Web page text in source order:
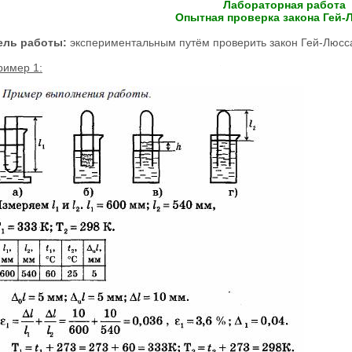
Лабораторная работа
Опытная проверка закона Гей-
работы: экспериментальным путём проверить закон Гей-
1: